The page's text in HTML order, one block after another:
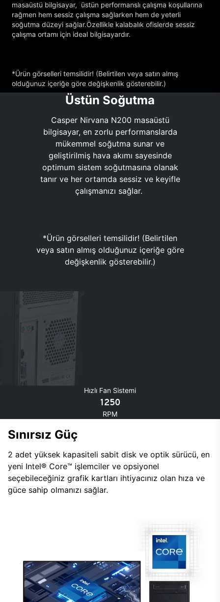
masaüstü bilgisayar, üstün performanslı çalışma koşullarına
rağmen hem sessiz çalışma sağlarken hem de yeterli
soğutma düzeyi sağlar.Özellikle kalabalık ofislerde sessiz
çalışma ortamı için ideal bilgisayardır.
*Ürün görselleri temsilidir! (Belirtilen veya satın almış
olduğunuz içeriğe göre değişkenlik gösterebilir.)
Üstün Soğutma
Casper Nirvana N200 masaüstü
bilgisayar, en zorlu performanslarda
mükemmel soğutma sunar ve
geliştirilmiş hava akımı sayesinde
optimum sistem soğutmasına olanak
tanır ve her ortamda sessiz ve keyifle
çalışmanızı sağlar.
*Ürün görselleri temsilidir! (Belirtilen
veya satın almış olduğunuz içeriğe göre
değişkenlik gösterebilir.)
Hızlı Fan Sistemi
1250
RPM
Sınırsız Güç
2 adet yüksek kapasiteli sabit disk ve optik sürücü, en
yeni Intel® Core™ işlemciler ve opsiyonel
seçebileceğiniz grafik kartları ihtiyacınız olan hıza ve
güce sahip olmanızı sağlar.